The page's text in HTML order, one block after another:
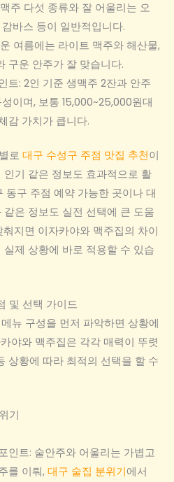
주 다섯 종류와 잘 어울리는 오
바스 등이 일반적입니다.
여름에는 라이트 맥주와 해산물,
구운 안주가 잘 맞습니다.
트: 2인 기준 생맥주 2잔과 안주
이며, 보통 15,000~25,000원대
감 가치가 큽니다.
로 대구 수성구 주점 맛집 추천이
기 같은 정보도 효과적으로 활
동구 주점 예약 가능한 곳이나 대
은 정보도 실전 선택에 큰 도움
지면 이자카야와 맥주집의 차이
제 상황에 바로 적용할 수 있습
및 선택 가이드
뉴 구성을 먼저 파악하면 상황에
야와 맥주집은 각각 매력이 뚜렷
상황에 따라 최적의 선택을 할 수
기
인트: 술안주와 어울리는 가볍고
를 이뤄, 대구 술집 분위기에서